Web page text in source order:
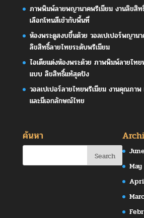
ภาพพิมพ์ลายพญานาคพรีเมียม งานลิขสิ
เลือกโทนสีเข้ากับพื้นที่
ห้องพระดูสงบขึ้นด้วย วอลเปเปอร์พญาน
ลิขสิทธิ์ลายไทยระดับพรีเมียม
ไอเดียแต่งห้องพระด้วย ภาพพิมพ์ลายไท
แบบ ลิขสิทธิ์แท้สุดปัง
วอลเปเปอร์ลายไทยพรีเมียม งานคุณภา
และมีเอกลักษณ์ไทย
ค้นหา